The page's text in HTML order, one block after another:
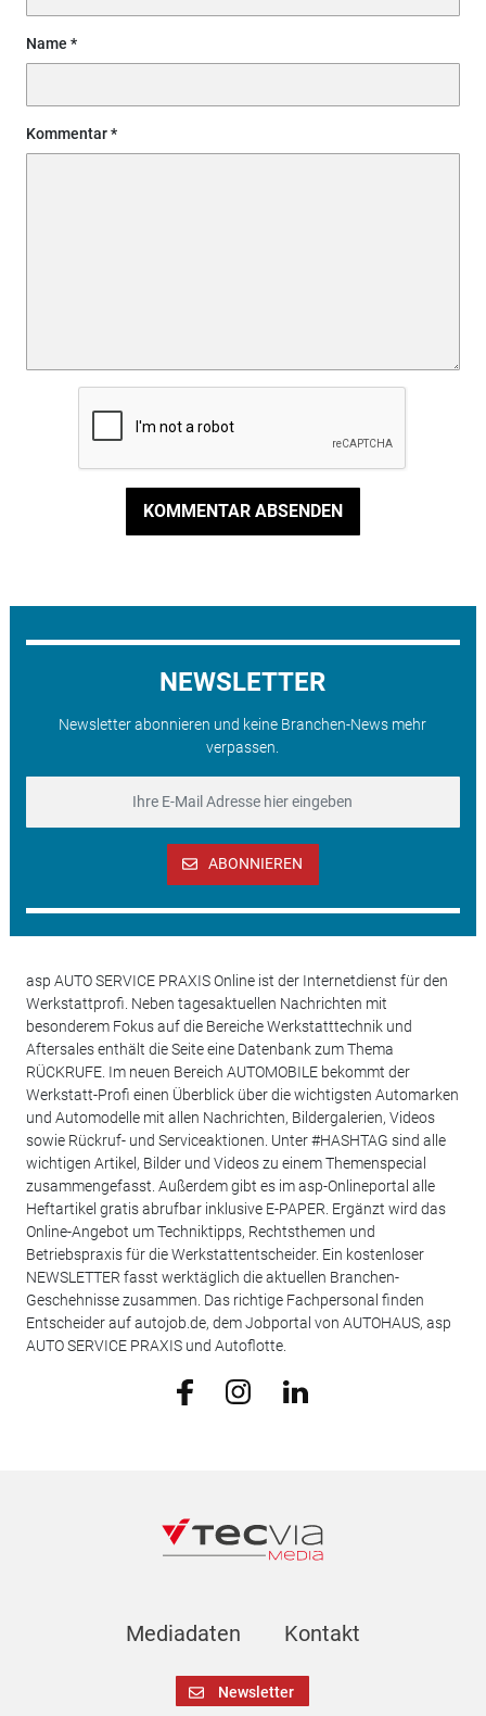
Name
Kommentar
KOMMENTAR ABSENDEN
NEWSLETTER
Newsletter abonnieren und keine Branchen-News mehr
verpassen.
ABONNIEREN
asp AUTO SERVICE PRAXIS Online ist der Internetdienst für den
Werkstattprofi. Neben tagesaktuellen Nachrichten mit
besonderem Fokus auf die Bereiche Werkstatttechnik und
Aftersales enthält die Seite eine Datenbank zum Thema
RÜCKRUFE. Im neuen Bereich AUTOMOBILE bekommt der
Werkstatt-Profi einen Überblick über die wichtigsten Automarken
und Automodelle mit allen Nachrichten, Bildergalerien, Videos
sowie Rückruf- und Serviceaktionen. Unter #HASHTAG sind alle
wichtigen Artikel, Bilder und Videos zu einem Themenspecial
zusammengefasst. Außerdem gibt es im asp-Onlineportal alle
Heftartikel gratis abrufbar inklusive E-PAPER. Ergänzt wird das
Online-Angebot um Techniktipps, Rechtsthemen und
Betriebspraxis für die Werkstattentscheider. Ein kostenloser
NEWSLETTER fasst werktäglich die aktuellen Branchen-
Geschehnisse zusammen. Das richtige Fachpersonal finden
Entscheider auf autojob.de, dem Jobportal von AUTOHAUS, asp
AUTO SERVICE PRAXIS und Autoflotte.
Mediadaten Kontakt
Newsletter